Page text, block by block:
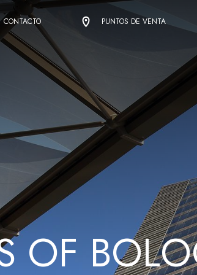
CONTACTO PUNTOS DE VENTA
OF BOLO